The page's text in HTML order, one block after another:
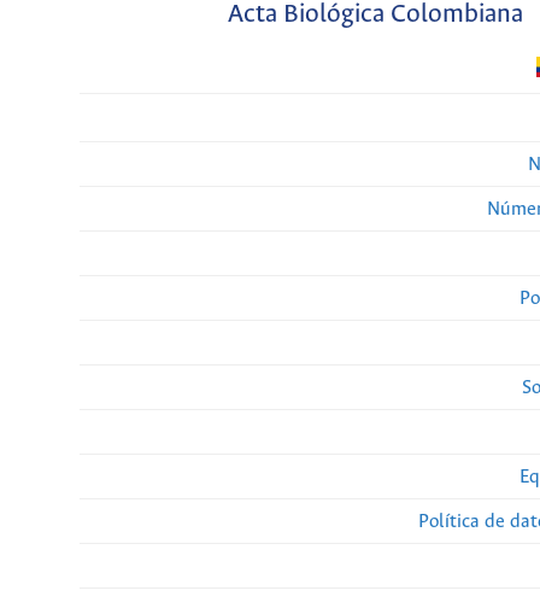
Acta Biológica Colombiana
Política de